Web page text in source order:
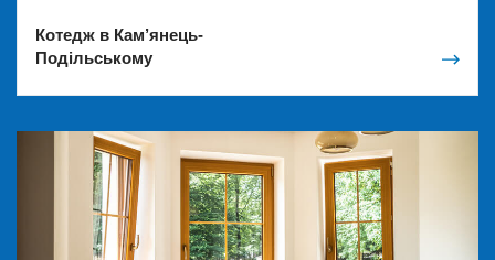
Котедж в Кам’янець-
Подільському